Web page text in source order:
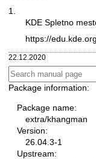
1.
KDE Spletno
https://
22.12.2020
Package information:
Package name:
extra/khangman
Version:
26.04.3-1
Upstream: